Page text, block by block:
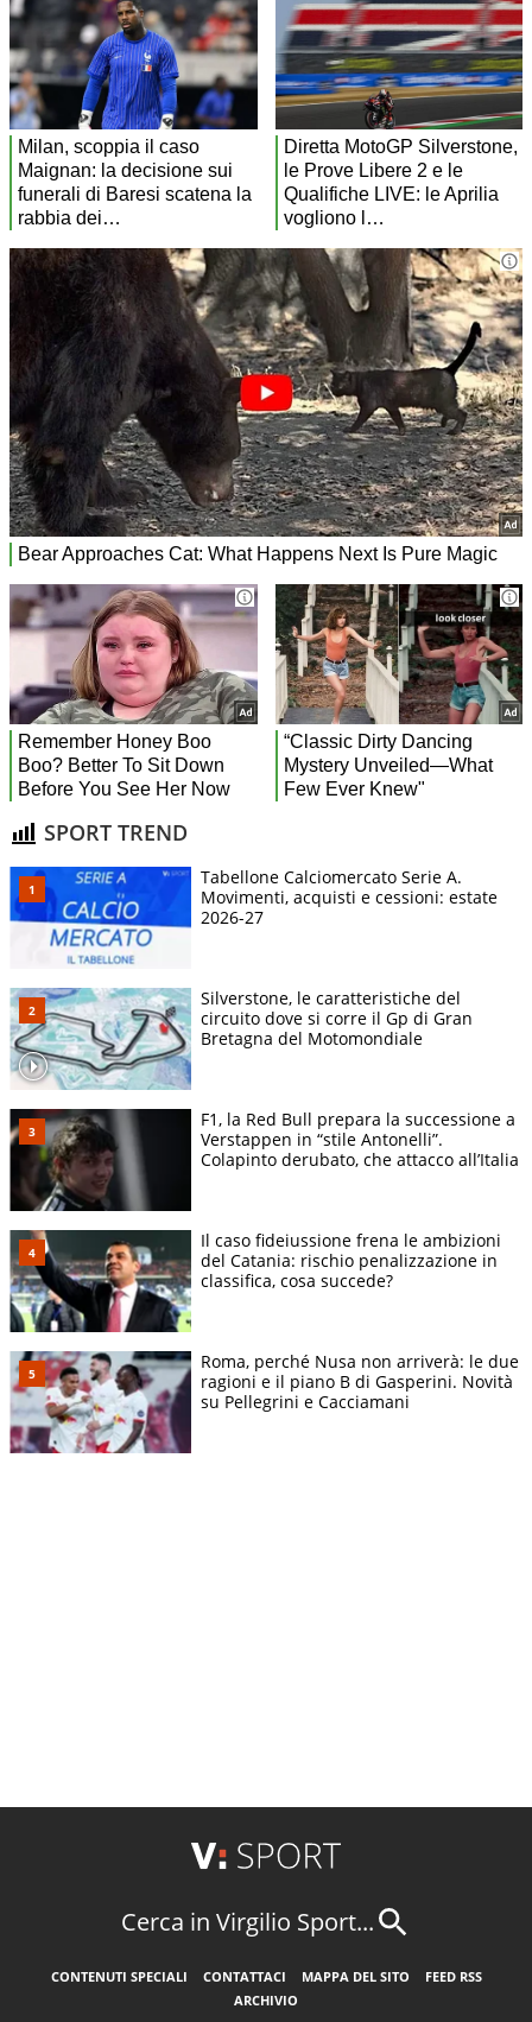
SPORT TREND
Tabellone Calciomercato Serie A.
Movimenti, acquisti e cessioni: estate
2026-27
Silverstone, le caratteristiche del
circuito dove si corre il Gp di Gran
Bretagna del Motomondiale
F1, la Red Bull prepara la successione a
Verstappen in “stile Antonelli”.
Colapinto derubato, che attacco all’Italia
Il caso fideiussione frena le ambizioni
del Catania: rischio penalizzazione in
classifica, cosa succede?
Roma, perché Nusa non arriverà: le due
ragioni e il piano B di Gasperini. Novità
su Pellegrini e Cacciamani
Cerca in Virgilio Sport...
CONTENUTI SPECIALI CONTATTACI MAPPA DEL SITO
FEED RSS
ARCHIVIO